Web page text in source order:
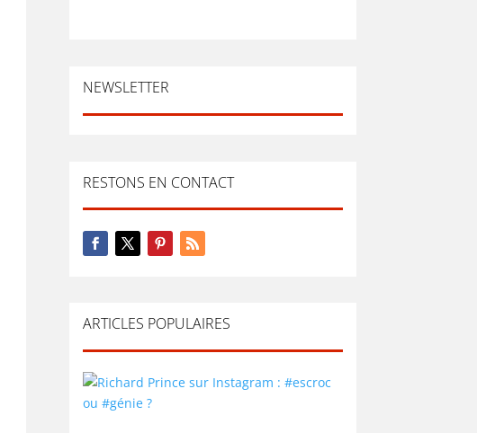
NEWSLETTER
RESTONS EN CONTACT
ARTICLES POPULAIRES